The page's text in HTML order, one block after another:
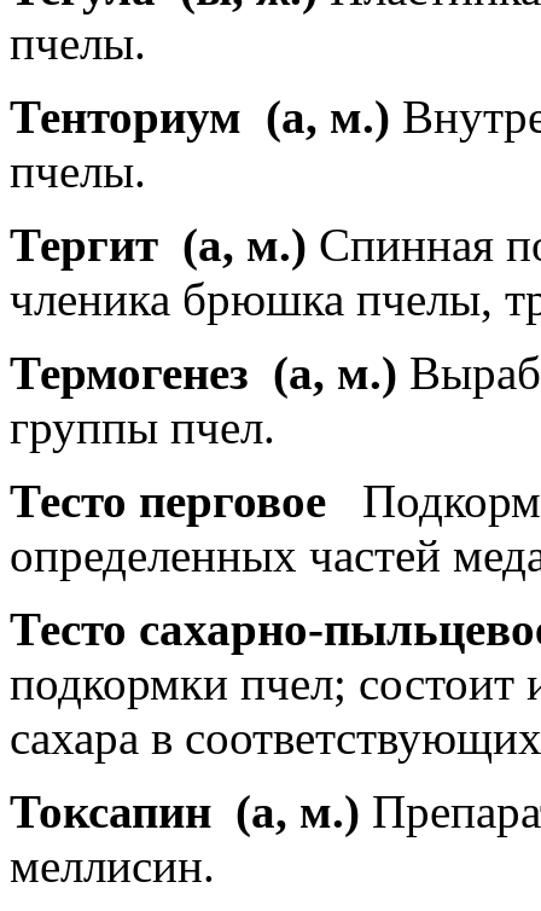
пчелы.
Тенториум (а, м.)
пчелы.
Тергит (а, м.) Спинная
членика брюшка пчелы,
Термогенез (а, м.)
группы пчел.
Тесто перговое
определенных частей
Тесто сахарно-
подкормки пчел;
сахара в
Токсапин (а, м.)
меллисин.